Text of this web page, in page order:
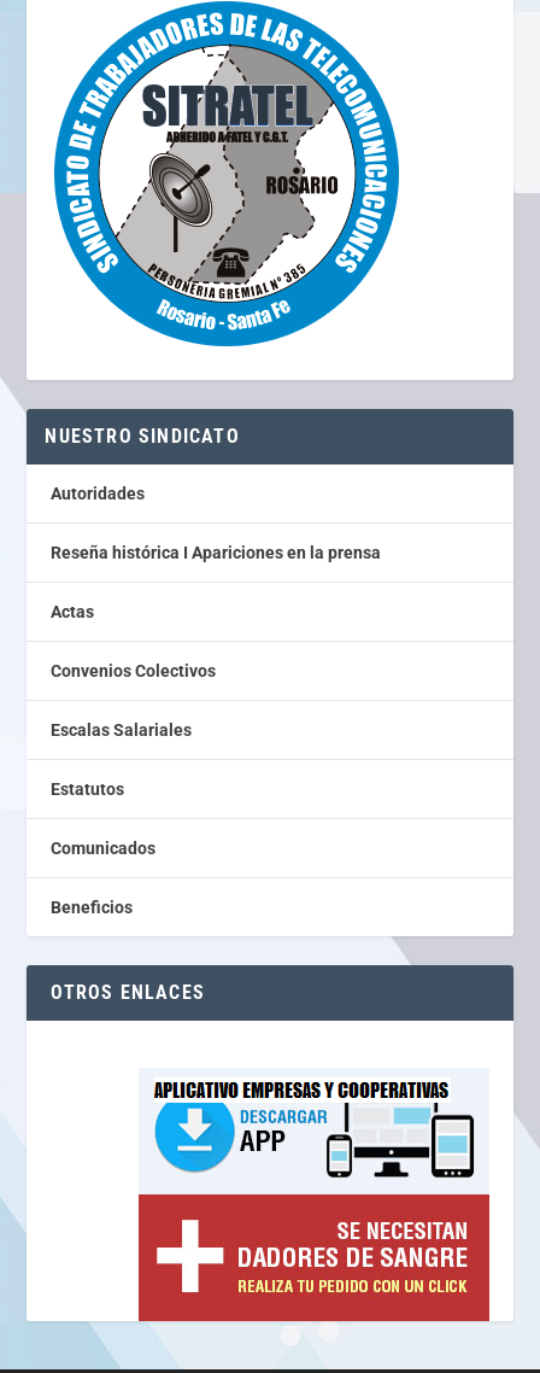
NUESTRO SINDICATO
Autoridades
Reseña histórica I Apariciones en la prensa
Actas
Convenios Colectivos
Escalas Salariales
Estatutos
Comunicados
Beneficios
OTROS ENLACES